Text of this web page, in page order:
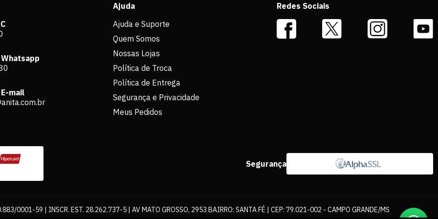
mail
Ajuda
Ajuda e Suporte
Quem Somos
Nossas Lojas
Política de Troca
Política de Entrega
Segurança e Privacidade
Meus Pedidos
Redes Sociais
Segurança
0001-59 | INSCR. EST. 28.262.737-5 | AV MATO GROSSO, 2953 BAIRRO: SANTA FÉ | CEP: 79.021-002 - CAMPO GRANDE/MS